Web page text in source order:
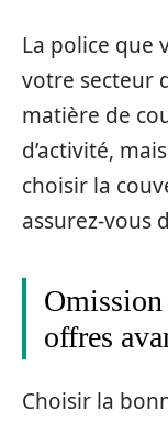
La police que
votre secteur
matière de
d’activité,
choisir la
assurez-vous
Omission
offres
Choisir la